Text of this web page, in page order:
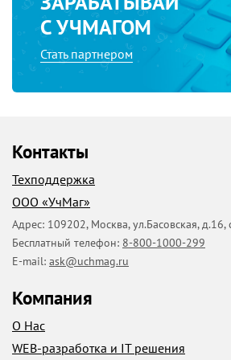
Содержание
Введение3
Программа
секционной работы
Перспективно-тематический план
Сетка занятий14
Содержание разделов программы
Элементы художественной
Элементы акробатики 26
Ритмическая гимнастика 29
Стретчинг-гимнастика 35
С УЧМАГОМ
Стать партнером
Контакты
Техподдержка
ООО «УчМаг»
Адрес: 109202, Москва,ул.Басовская, д.16,
Бесплатный телефон: 8-800-1000-299
E-mail: ask@uchmag.ru
Компания
О Нас
WEB-разработка и IT решения